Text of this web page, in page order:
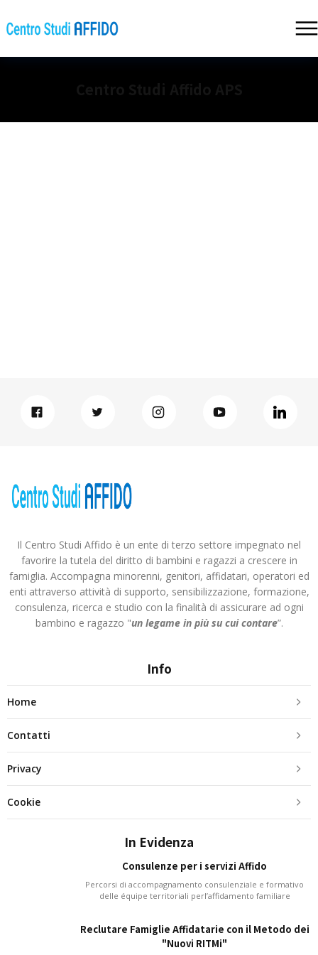
Il Centro Studi Affido è un ente di terzo settore impegnato nel
favorire la tutela del diritto di bambini e ragazzi a crescere in
famiglia. Accompagna minorenni, genitori, affidatari, operatori ed
enti attraverso attività di supporto, sensibilizzazione, formazione,
consulenza, ricerca e studio con la finalità di assicurare ad ogni
bambino e ragazzo "un legame in più su cui contare”.
Info
Home
Contatti
Privacy
Cookie
In Evidenza
Consulenze per i servizi Affido
Percorsi di accompagnamento consulenziale e formativo
delle équipe territoriali perl’affidamento familiare
Reclutare Famiglie Affidatarie con il Metodo dei
"Nuovi RITMi"